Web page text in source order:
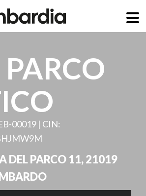
00019 | CIN:
DEL PARCO 11,21019